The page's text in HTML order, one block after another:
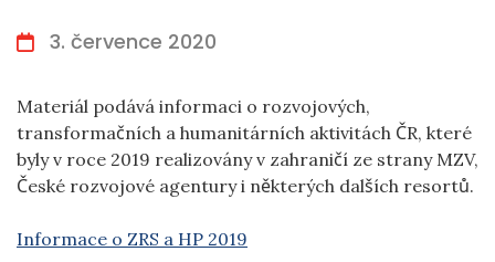
3. července 2020
Materiál podává informaci o rozvojových,
transformačních a humanitárních aktivitách ČR, které
byly v roce 2019 realizovány v zahraničí ze strany MZV,
České rozvojové agentury i některých dalších resortů.
Informace o ZRS a HP 2019